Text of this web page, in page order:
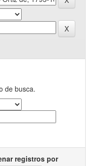
de busca.
registros por